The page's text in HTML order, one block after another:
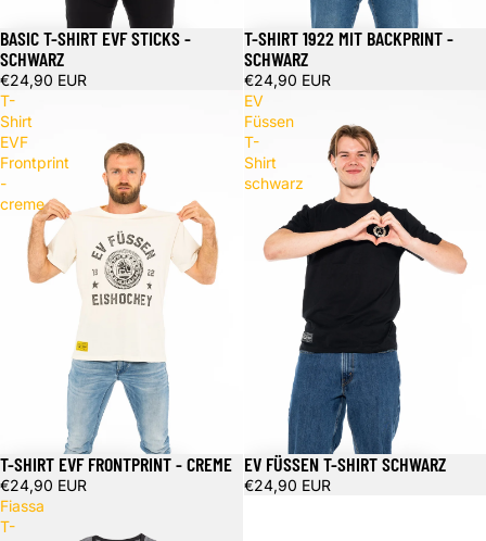
BASIC T-SHIRT EVF STICKS -
SCHWARZ
€24,90 EUR
T-SHIRT 1922 MIT BACKPRINT -
SCHWARZ
€24,90 EUR
T-
Shirt
EVF
Frontprint
-
creme
T-SHIRT EVF FRONTPRINT - CREME
€24,90 EUR
EV
Füssen
T-
Shirt
schwarz
EV FÜSSEN T-SHIRT SCHWARZ
€24,90 EUR
Fiassa
T-